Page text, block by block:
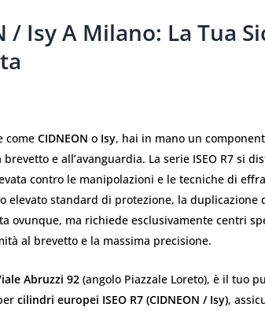
/ Isy A Milano: La Tua
come CIDNEON o Isy, hai in mano un
e all’avanguardia. La serie ISEO R7 si
contro le manipolazioni e le tecniche di
standard di protezione, la duplicazione
ovunque, ma richiede esclusivamente centri
al brevetto e la massima precisione.
Abruzzi 92 (angolo Piazzale Loreto), è il tuo
cilindri europei ISEO R7 (CIDNEON / Isy),